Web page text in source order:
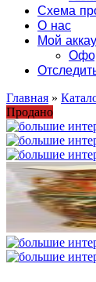
Схема
О нас
Мой
Главная »
Продано